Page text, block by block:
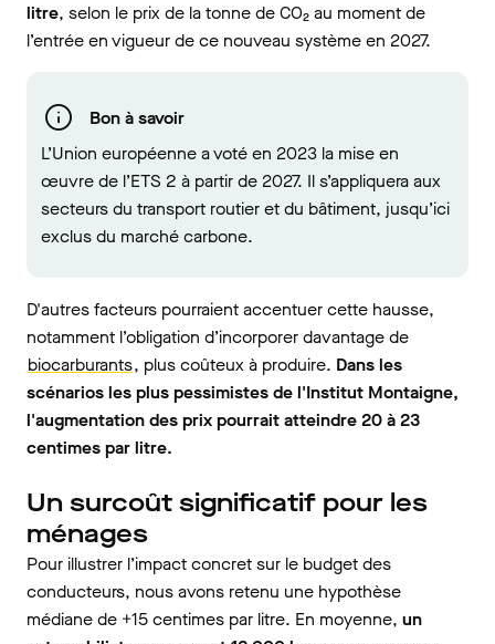
litre, selon le prix de la tonne de CO₂ au moment de
l’entrée en vigueur de ce nouveau système en 2027.
Bon à savoir
L’Union européenne a voté en 2023 la mise en
œuvre de l’ETS 2 à partir de 2027. Il s’appliquera aux
secteurs du transport routier et du bâtiment, jusqu’ici
exclus du marché carbone.
D'autres facteurs pourraient accentuer cette hausse,
notamment l’obligation d’incorporer davantage de
biocarburants, plus coûteux à produire. Dans les
scénarios les plus pessimistes de l'Institut Montaigne,
l'augmentation des prix pourrait atteindre 20 à 23
centimes par litre.
Un surcoût significatif pour les
ménages
Pour illustrer l’impact concret sur le budget des
conducteurs, nous avons retenu une hypothèse
médiane de +15 centimes par litre. En moyenne, un